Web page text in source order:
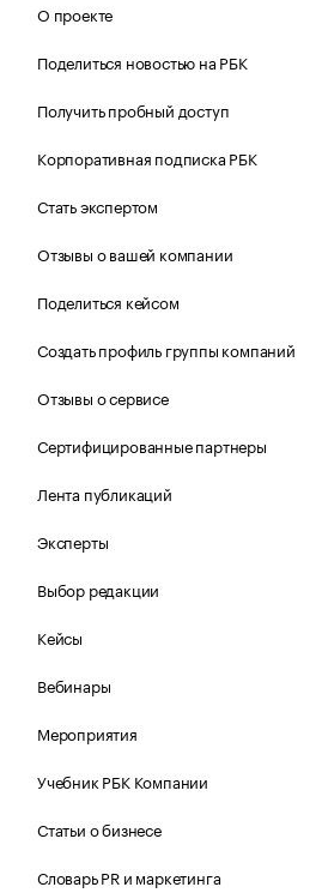
О проекте
Поделиться новостью на РБК
Получить пробный доступ
Корпоративная подписка РБК
Стать экспертом
Отзывы о вашей компании
Поделиться кейсом
Создать профиль группы компаний
Отзывы о сервисе
Сертифицированные партнеры
Лента публикаций
Эксперты
Выбор редакции
Кейсы
Вебинары
Мероприятия
Учебник РБК Компании
Статьи о бизнесе
Словарь PR и маркетинга